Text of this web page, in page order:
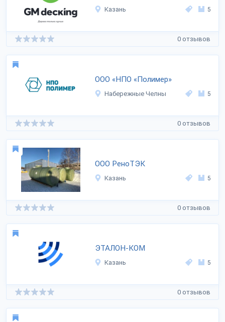
Казань 5
0 отзывов
ООО «НПО «Полимер»
Набережные Челны 5
0 отзывов
ООО РеноТЭК
Казань 5
0 отзывов
ЭТАЛОН-КОМ
Казань 5
0 отзывов